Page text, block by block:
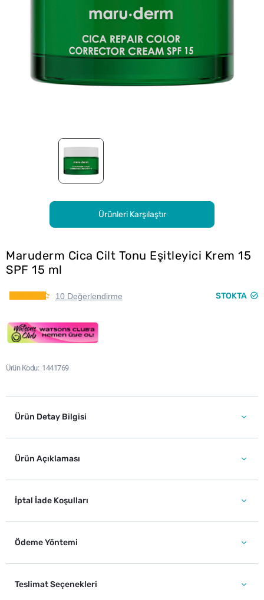
Ürünleri Karşılaştır
Maruderm Cica Cilt Tonu Eşitleyici Krem 15
SPF 15 ml
10 Değerlendirme STOKTA
Ürün Kodu 1441769
Ürün Detay Bilgisi
Ürün Açıklaması
İptal İade Koşulları
Ödeme Yöntemi
Teslimat Seçenekleri